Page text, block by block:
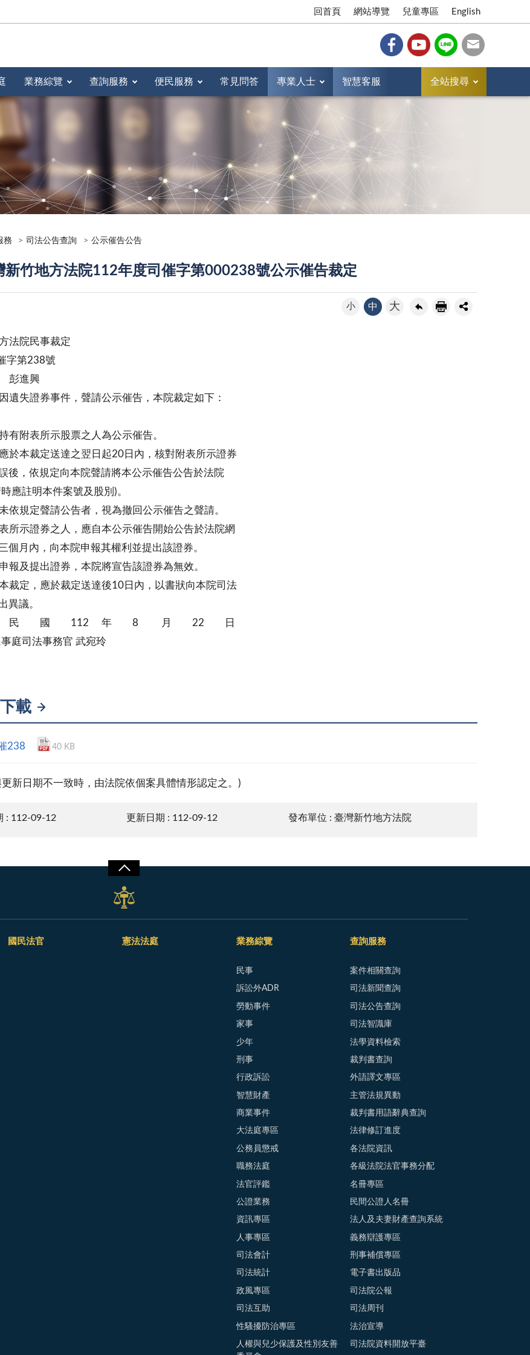
回首頁 網站導覽 兒童專區 English
業務綜覽 查詢服務 便民服務 常見問答 專業人士 智慧客服 全站搜尋
務 司法公告查詢 公示催告公告
新竹地方法院112年度司催字第000238號公示催告裁定
小 中 大
法院民事裁定
字第238號
彭進興
遺失證券事件，聲請公示催告，本院裁定如下：
有附表所示股票之人為公示催告。
於本裁定送達之翌日起20日內，核對附表所示證券
後，依規定向本院聲請將本公示催告公告於法院
應註明本件案號及股別)。
依規定聲請公告者，視為撤回公示催告之聲請。
所示證券之人，應自本公示催告開始公告於法院網
個月內，向本院申報其權利並提出該證券。
報及提出證券，本院將宣告該證券為無效。
裁定，應於裁定送達後10日內，以書狀向本院司法
異議。
民 國 112 年 8 月 22 日
法事務官 武宛玲
載
238 40 KB
新日期不一致時，由法院依個案具體情形認定之。)
: 112-09-12 更新日期 : 112-09-12 發布單位 : 臺灣新竹地方法院
國民法官 憲法法庭 業務綜覽
民事
訴訟外ADR
勞動事件
家事
少年
刑事
行政訴訟
智慧財產
商業事件
大法庭專區
公務員懲戒
職務法庭
法官評鑑
公證業務
資訊專區
人事專區
司法會計
司法統計
政風專區
司法互助
性騷擾防治專區
人權與兒少保護及性別友善
查詢服務
案件相關查詢
司法新聞查詢
司法公告查詢
司法智識庫
法學資料檢索
裁判書查詢
外語譯文專區
主管法規異動
裁判書用語辭典查詢
法律修訂進度
各法院資訊
各級法院法官事務分配
名冊專區
民間公證人名冊
法人及夫妻財產查詢系統
義務辯護專區
刑事補償專區
電子書出版品
司法院公報
司法周刊
法治宣導
司法院資料開放平臺